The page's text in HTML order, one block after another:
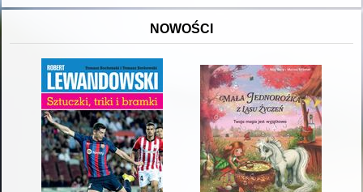
NOWOŚCI